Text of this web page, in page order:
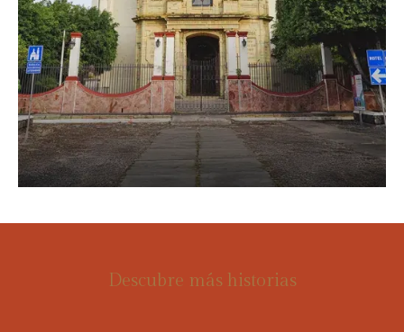
Descubre más historias